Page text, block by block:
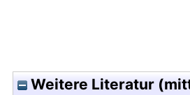
Weitere Literatur